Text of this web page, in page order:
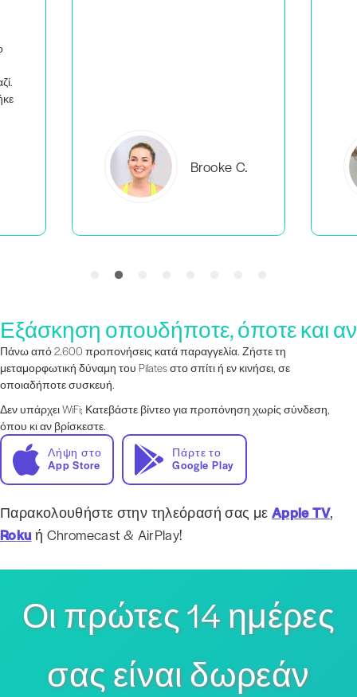
Everlea B.
Εξάσκηση οπουδήποτε, όποτε και αν
Πάνω από 2.600 προπονήσεις κατά παραγγελία. Ζήστε τη
μεταμορφωτική δύναμη του Pilates στο σπίτι ή εν κινήσει, σε
οποιαδήποτε συσκευή.
Δεν υπάρχει WiFi; Κατεβάστε βίντεο για προπόνηση χωρίς σύνδεση,
όπου κι αν βρίσκεστε.
Λήψη στο
App Store
Πάρτε το
Google Play
Παρακολουθήστε στην τηλεόρασή σας με Apple TV,
Roku ή Chromecast & AirPlay!
Οι πρώτες 14 ημέρες
σας είναι δωρεάν